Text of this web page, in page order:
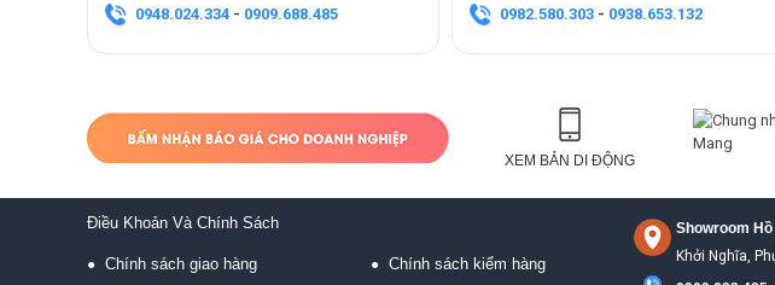
0948.024.334 - 0909.688.485
0982.580.303- 0938.653.132
XEM BẢN DI ĐỘNG
Điều Khoản Và Chính Sách
● Chính sách giao hàng
● Chính sách kiểm hàng
Showroom
Khởi Nghĩa,